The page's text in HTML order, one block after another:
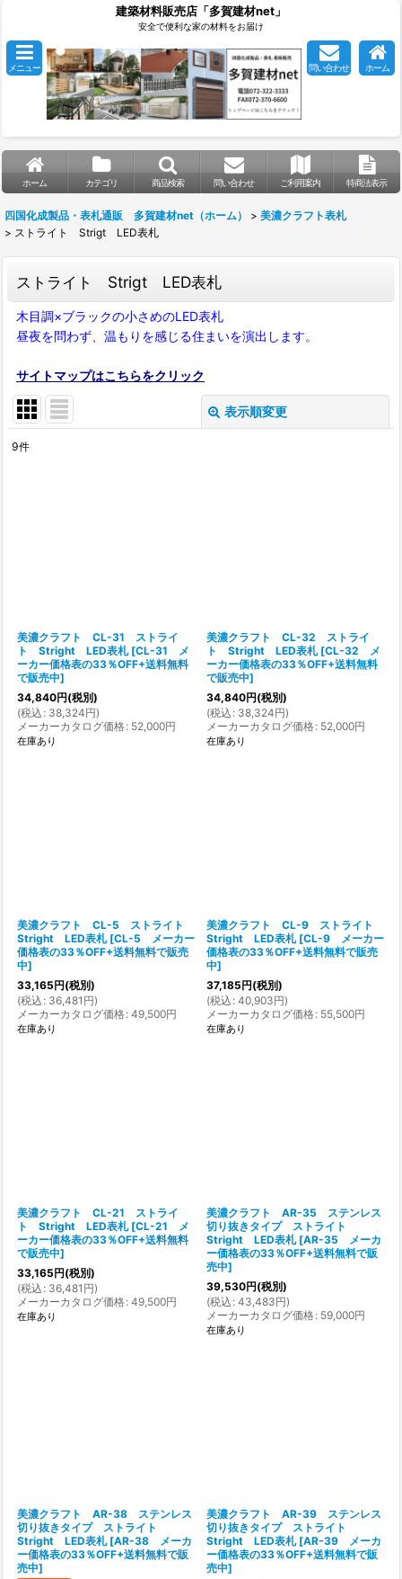
建築材料販売店「多賀建材net」
安全で便利な家の材料をお届け
メニュー 問い合わせ ホーム
ホーム カテゴリ 商品検索 問い合わせ ご利用案内 特商法表示
四国化成製品・表札通販 多賀建材net（ホーム） > 美濃クラフト表札
> ストライト Strigt LED表札
ストライト Strigt LED表札
木目調×ブラックの小さめのLED表札
昼夜を問わず、温もりを感じる住まいを演出します。
サイトマップはこちらをクリック
表示順変更
9件
美濃クラフト CL-31 ストライ
ト Stright LED表札 [CL-31 メ
ーカー価格表の33％OFF+送料無料
で販売中]
34,840円(税別)
(税込 : 38,324円)
メーカーカタログ価格: 52,000円
在庫あり
美濃クラフト CL-32 ストライ
ト Stright LED表札 [CL-32 メ
ーカー価格表の33％OFF+送料無料
で販売中]
34,840円(税別)
(税込 : 38,324円)
メーカーカタログ価格: 52,000円
在庫あり
美濃クラフト CL-5 ストライト
Stright LED表札 [CL-5 メーカー
価格表の33％OFF+送料無料で販売
中]
33,165円(税別)
(税込 : 36,481 円)
メーカーカタログ価格: 49,500円
在庫あり
美濃クラフト CL-9 ストライト
Stright LED表札 [CL-9 メーカー
価格表の33％OFF+送料無料で販売
中]
37,185円(税別)
(税込 : 40,903円)
メーカーカタログ価格: 55,500円
在庫あり
美濃クラフト CL-21 ストライ
ト Stright LED表札 [CL-21 メ
ーカー価格表の33％OFF+送料無料
で販売中]
33,165円(税別)
(税込 : 36,481 円)
メーカーカタログ価格: 49,500円
在庫あり
美濃クラフト AR-35 ステンレス
切り抜きタイプ ストライト
Stright LED表札 [AR-35 メーカ
ー価格表の33％OFF+送料無料で販
売中]
39,530円(税別)
(税込 : 43,483円)
メーカーカタログ価格: 59,000円
在庫あり
美濃クラフト AR-38 ステンレス
切り抜きタイプ ストライト
Stright LED表札 [AR-38 メーカ
ー価格表の33％OFF+送料無料で販
売中]
美濃クラフト AR-39 ステンレス
切り抜きタイプ ストライト
Stright LED表札 [AR-39 メーカ
ー価格表の33％OFF+送料無料で販
売中]